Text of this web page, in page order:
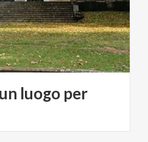
luogo per